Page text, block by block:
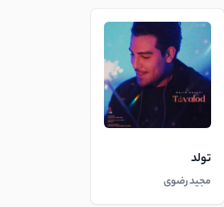
تولد
مجید رضوی